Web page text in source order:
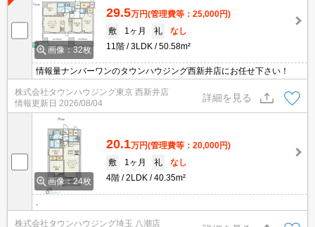
画像：32枚
29.5万円(管理費等：25,000円)
敷
1ヶ月 礼
なし
11階
3LDK 50.58m²
情報量ナンバーワンのタウンハウジング西新井店にお任せ下さい！
株式会社タウンハウジング東京 西新井店
情報更新日 2026/08/04
詳細を見る
画像：24枚
20.1万円(管理費等：20,000円)
敷
1ヶ月 礼
なし
4階
2LDK 40.35m²
株式会社タウンハウジング埼玉 八潮店